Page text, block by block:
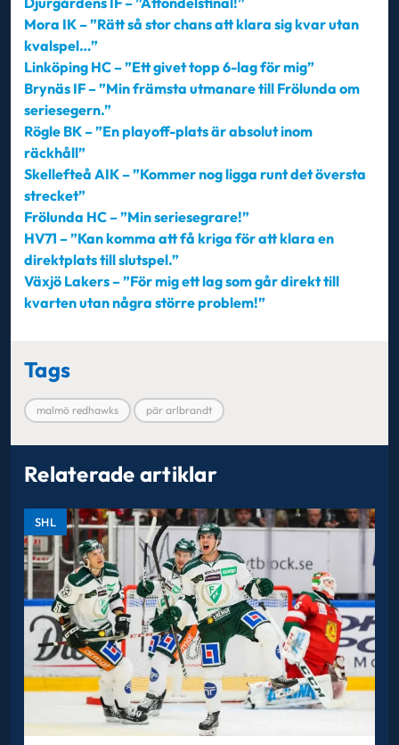
Mora IK – ”Rätt så stor chans att klara sig kvar utan
kvalspel…”
Linköping HC – ”Ett givet topp 6-lag för mig”
Brynäs IF – ”Min främsta utmanare till Frölunda om
seriesegern.”
Rögle BK – ”En playoff-plats är absolut inom
räckhåll”
Skellefteå AIK – ”Kommer nog ligga runt det översta
strecket”
Frölunda HC – ”Min seriesegrare!”
HV71 – ”Kan komma att få kriga för att klara en
direktplats till slutspel.”
Växjö Lakers – ”För mig ett lag som går direkt till
kvarten utan några större problem!”
Tags
malmö redhawks pär arlbrandt
Relaterade artiklar
SHL